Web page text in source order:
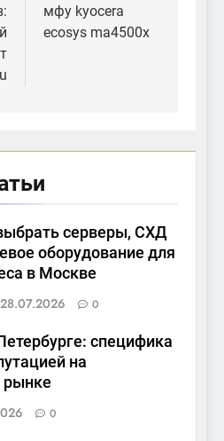
мфу kyocera
ecosys ma4500x
серверы, СХД
оборудование для
в Москве
28.07.2026
0
специфика
на
рынке
0